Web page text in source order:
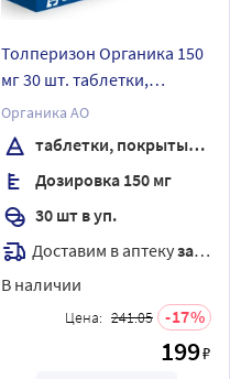
Толперизон Органика 150
мг 30 шт. таблетки,
покрытые пленочной
оболочкой
Органика АО
таблетки, покрытые пленочной оболочкой
Дозировка 150 мг
30 шт в уп.
Доставим в аптекузавтра
В наличии
Цена: 241.05 17
199₽